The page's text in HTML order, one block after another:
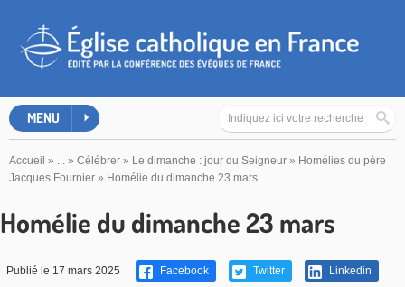
MENU
Accueil » ... » Célébrer » Le dimanche : jour du Seigneur » Homélies du père
Jacques Fournier » Homélie du dimanche 23 mars
Homélie du dimanche 23 mars
Publié le 17 mars 2025 Facebook Twitter Linkedin